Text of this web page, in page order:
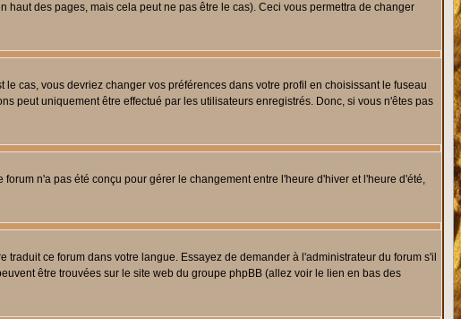
haut des pages, mais cela peut ne pas être le cas). Ceci vous permettra de changer
cas, vous devriez changer vos préférences dans votre profil en choisissant le fuseau
peut uniquement être effectué par les utilisateurs enregistrés. Donc, si vous n'êtes pas
n'a pas été conçu pour gérer le changement entre l'heure d'hiver et l'heure d'été,
ce forum dans votre langue. Essayez de demander à l'administrateur du forum s'il
être trouvées sur le site web du groupe phpBB (allez voir le lien en bas des